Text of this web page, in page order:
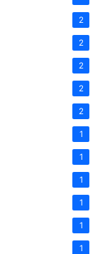
2
2
2
2
2
1
1
1
1
1
1